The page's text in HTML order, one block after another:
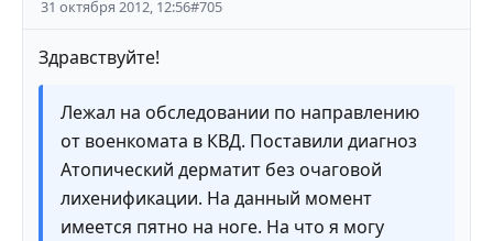
31 октября 2012, 12:56#705
Здравствуйте!
Лежал на обследовании по направлению
от военкомата в КВД. Поставили диагноз
Атопический дерматит без очаговой
лихенификации. На данный момент
имеется пятно на ноге. На что я могу